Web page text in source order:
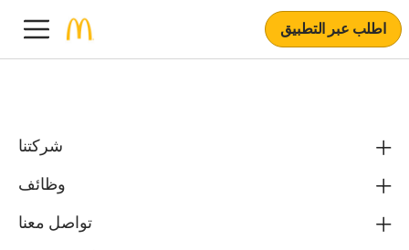
اطلب عبر التطبيق
شركتنا
وظائف
تواصل معنا